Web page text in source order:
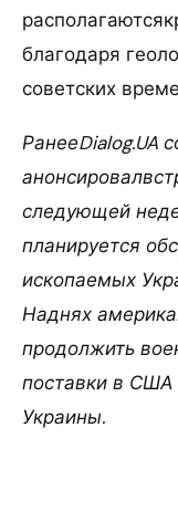
благодаря
советских
РанееDialog.UA
следующей
планируется
ископаемых
Наднях
продолжить
поставки в США
Украины.